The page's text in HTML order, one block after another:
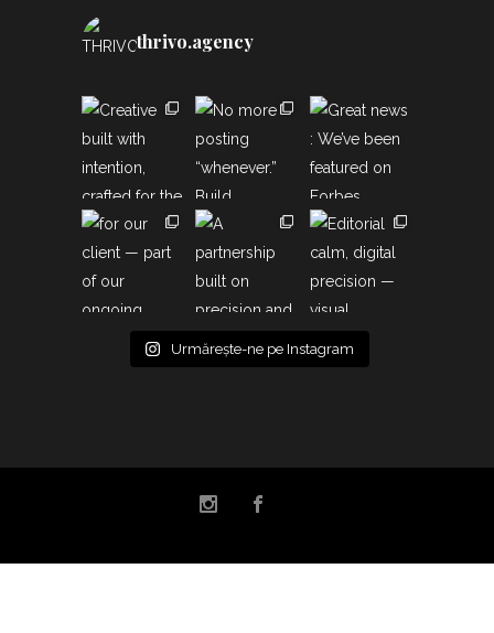
thrivo.agency
Urmărește-ne pe Instagram